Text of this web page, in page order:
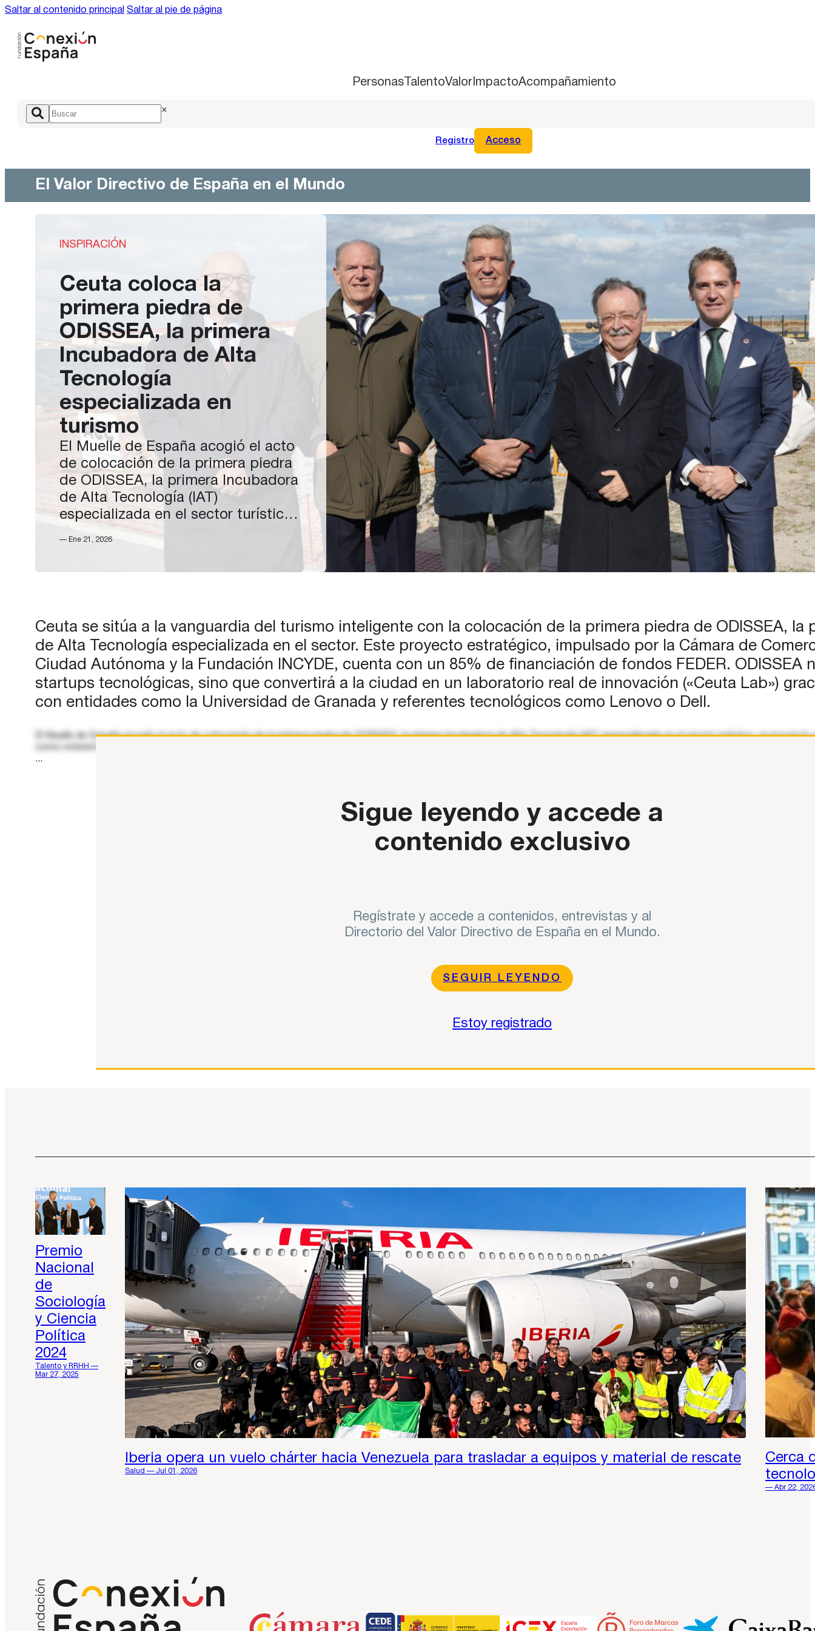
Saltar al contenido principal Saltar al pie de página
PersonasTalentoValorImpactoAcompañamiento
×
Registro Acceso
El Valor Directivo de España en el Mundo
INSPIRACIÓN
Ceuta coloca la
primera piedra de
ODISSEA, la primera
Incubadora de Alta
Tecnología
especializada en
turismo
El Muelle de España acogió el acto
de colocación de la primera piedra
de ODISSEA, la primera Incubadora
de Alta Tecnología (IAT)
especializada en el sector turístico,
un proyecto estratégico que
Comercio de Ceuta, la Ciudad
Autónoma de…
— Ene 21, 2026
Ceuta se sitúa a la vanguardia del turismo inteligente con la colocación de la primera piedra de ODISSEA, la
de Alta Tecnología especializada en el sector. Este proyecto estratégico, impulsado por la Cámara de
Ciudad Autónoma y la Fundación INCYDE, cuenta con un 85% de financiación de fondos FEDER. ODISSEA
startups tecnológicas, sino que convertirá a la ciudad en un laboratorio real de innovación («Ceuta Lab»)
con entidades como la Universidad de Granada y referentes tecnológicos como Lenovo o Dell.
El Muelle de España acogió el acto de colocación de la primera piedra de ODISSEA, la primera Incubadora de Alta Tecnología (IAT) especializada en el sector turístico, un
...
Sigue leyendo y accede a
contenido exclusivo
Regístrate y accede a contenidos, entrevistas y al
Directorio del Valor Directivo de España en el Mundo.
SEGUIR LEYENDO
Estoy registrado
Premio
Nacional
de
Sociología
y Ciencia
Política
2024
Talento y RRHH —
Mar 27, 2025
Iberia opera un vuelo chárter hacia Venezuela para trasladar a equipos y material de rescate
Salud — Jul 01, 2026
Cerca
— Abr 22,